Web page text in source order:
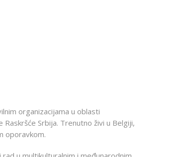
organizacijama u oblasti
Srbija. Trenutno živi u Belgiji,
oporavkom.